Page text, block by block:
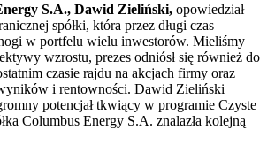
S.A., Dawid Zieliński, opowiedział
spółki, która przez długi czas
w portfelu wielu inwestorów. Mieliśmy
wzrostu, prezes odniósł się również do
czasie rajdu na akcjach firmy oraz
i rentowności. Dawid Zieliński
potencjał tkwiący w programie Czyste
Columbus Energy S.A. znalazła kolejną